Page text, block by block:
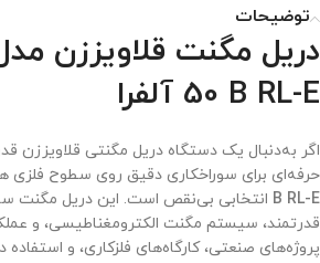
توضیحات
50 B RL-E آلفرا
اگر به‌دنبال یک دستگاه دریل مگنتی قلاویززن
حرفه‌ای برای سوراخکاری دقیق روی سطوح فلزی
B RL-E انتخابی بی‌نقص است. این دریل مگنت
قدرتمند، سیستم مگنت الکترومغناطیسی، و
پروژه‌های صنعتی، کارگاه‌های فلزکاری، و